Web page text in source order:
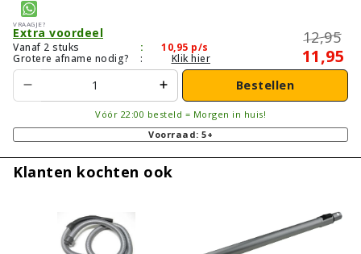
Vraagje?
Extra voordeel
Vanaf 2 stuks : 10,95 p/s
Grotere afname nodig?
: Klik hier
12,95
11,95
Bestellen
Vóór 22:00 besteld = Morgen in huis!
Voorraad: 5+
Klanten kochten ook